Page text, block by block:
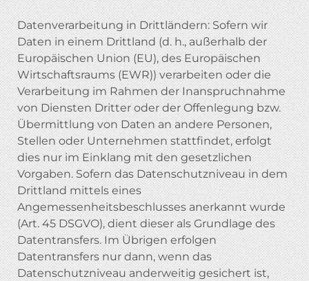
Datenverarbeitung in Drittländern: Sofern wir
Daten in einem Drittland (d. h., außerhalb der
Europäischen Union (EU), des Europäischen
Wirtschaftsraums (EWR)) verarbeiten oder die
Verarbeitung im Rahmen der Inanspruchnahme
von Diensten Dritter oder der Offenlegung bzw.
Übermittlung von Daten an andere Personen,
Stellen oder Unternehmen stattfindet, erfolgt
dies nur im Einklang mit den gesetzlichen
Vorgaben. Sofern das Datenschutzniveau in dem
Drittland mittels eines
Angemessenheitsbeschlusses anerkannt wurde
(Art. 45 DSGVO), dient dieser als Grundlage des
Datentransfers. Im Übrigen erfolgen
Datentransfers nur dann, wenn das
Datenschutzniveau anderweitig gesichert ist,